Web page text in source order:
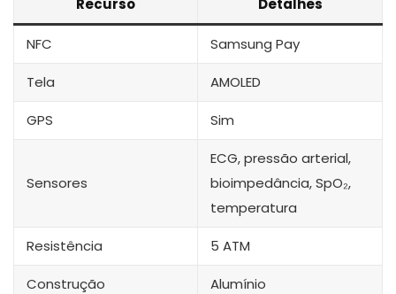
Recurso Detalhes
NFC Samsung Pay
Tela AMOLED
GPS Sim
Sensores
ECG, pressão arterial,
bioimpedância, SpO₂,
temperatura
Resistência 5 ATM
Construção Alumínio